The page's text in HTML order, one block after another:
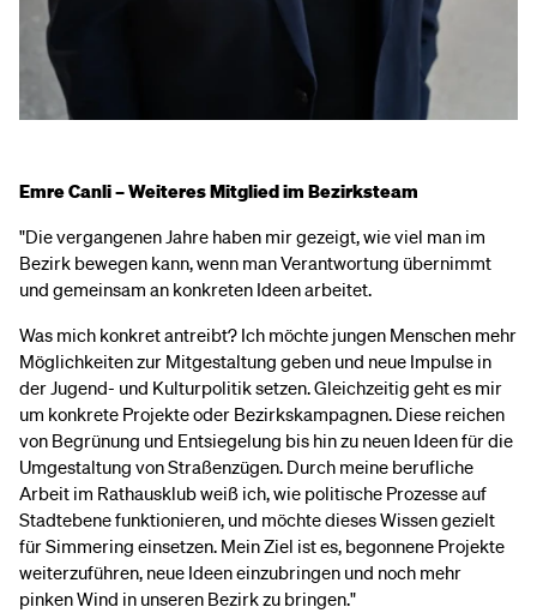
Emre Canli – Weiteres Mitglied im Bezirksteam
"Die vergangenen Jahre haben mir gezeigt, wie viel man im
Bezirk bewegen kann, wenn man Verantwortung übernimmt
und gemeinsam an konkreten Ideen arbeitet.
Was mich konkret antreibt? Ich möchte jungen Menschen mehr
Möglichkeiten zur Mitgestaltung geben und neue Impulse in
der Jugend- und Kulturpolitik setzen. Gleichzeitig geht es mir
um konkrete Projekte oder Bezirkskampagnen. Diese reichen
von Begrünung und Entsiegelung bis hin zu neuen Ideen für die
Umgestaltung von Straßenzügen. Durch meine berufliche
Arbeit im Rathausklub weiß ich, wie politische Prozesse auf
Stadtebene funktionieren, und möchte dieses Wissen gezielt
für Simmering einsetzen. Mein Ziel ist es, begonnene Projekte
weiterzuführen, neue Ideen einzubringen und noch mehr
pinken Wind in unseren Bezirk zu bringen."